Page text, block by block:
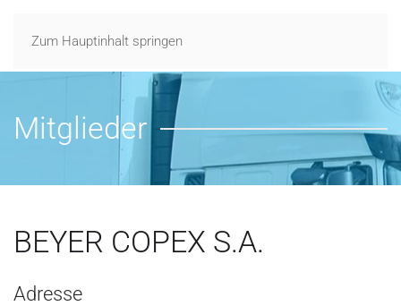
Zum Hauptinhalt springen
Mitglieder
BEYER COPEX S.A.
Adresse